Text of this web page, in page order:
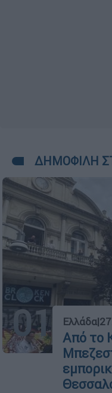
ΔΗΜΟΦΙΛΗ
01 Ελλάδα|
Από το